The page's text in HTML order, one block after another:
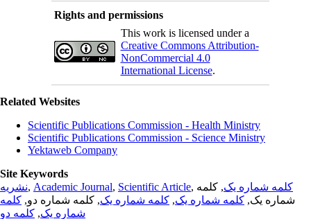
Rights and permissions
This work is licensed under a
Creative Commons Attribution-
NonCommercial 4.0
International License.
Related Websites
Scientific Publications Commission - Health Ministry
Scientific Publications Commission - Science Ministry
Yektaweb Company
Site Keywords
نشریه, Academic Journal, Scientific Article, کلمه شماره یک, کلمه
شماره یک, کلمه شماره یک, کلمه شماره یک, کلمه شماره دو, کلمه
شماره یک, کلمه دو